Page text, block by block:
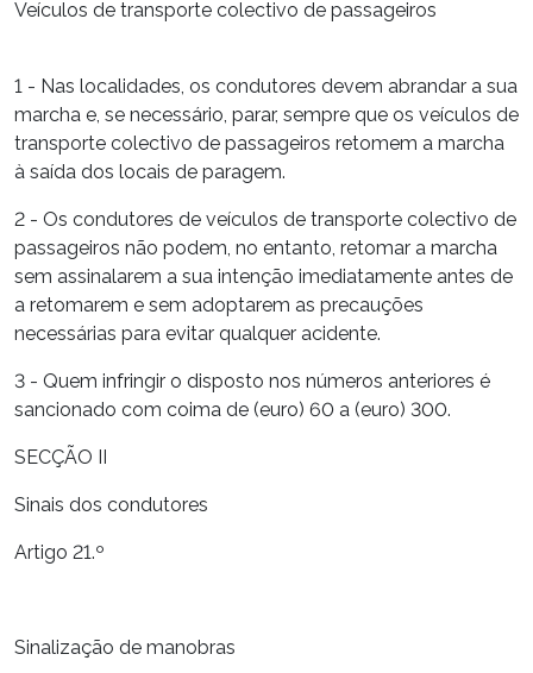
Veículos de transporte colectivo de passageiros
1 - Nas localidades, os condutores devem abrandar a sua
marcha e, se necessário, parar, sempre que os veículos de
transporte colectivo de passageiros retomem a marcha
à saída dos locais de paragem.
2 - Os condutores de veículos de transporte colectivo de
passageiros não podem, no entanto, retomar a marcha
sem assinalarem a sua intenção imediatamente antes de
a retomarem e sem adoptarem as precauções
necessárias para evitar qualquer acidente.
3 - Quem infringir o disposto nos números anteriores é
sancionado com coima de (euro) 60 a (euro) 300.
SECÇÃO II
Sinais dos condutores
Artigo 21.º
Sinalização de manobras